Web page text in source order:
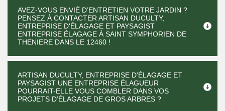
AVEZ-VOUS ENVIÉ D’ENTRETIEN VOTRE JARDIN ?
PENSEZ À CONTACTER ARTISAN DUCULTY,
ENTREPRISE D'ÉLAGAGE ET PAYSAGIST
ENTREPRISE ÉLAGAGE À SAINT SYMPHORIEN DE
THENIERE DANS LE 12460 !
ARTISAN DUCULTY, ENTREPRISE D'ÉLAGAGE ET
PAYSAGIST UNE ENTREPRISE ÉLAGUEUR
POURRAIT-ELLE VOUS COMBLER DANS VOS
PROJETS D’ÉLAGAGE DE GROS ARBRES ?